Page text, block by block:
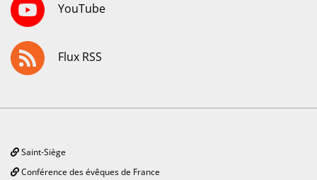
YouTube
Flux RSS
Saint-Siège
Conférence des évêques de France